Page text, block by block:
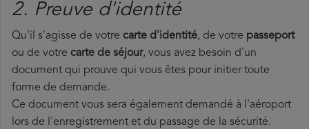
2. Preuve d'identité
Qu'il s'agisse de votre carte d'identité, de votre passeport
ou de votre carte de séjour, vous avez besoin d'un
document qui prouve qui vous êtes pour initier toute
forme de demande.
Ce document vous sera également demandé à l'aéroport
lors de l'enregistrement et du passage de la sécurité.